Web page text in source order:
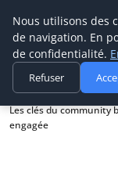
Prospection
Accueil
Actualité
Les clés du community
engagée
Nous utilisons des
de navigation. En
de confidentialité.
Refuser